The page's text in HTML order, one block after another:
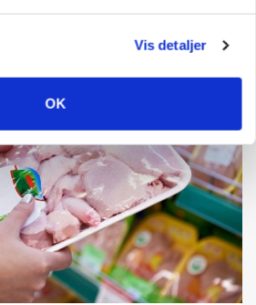
Vis detaljer
OK
kan åbne nyt